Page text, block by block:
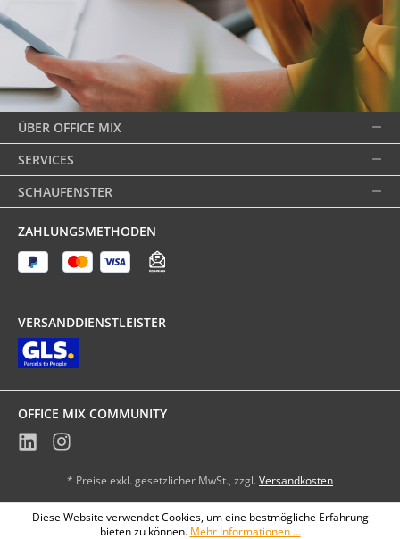
ÜBER OFFICE MIX
SERVICES
SCHAUFENSTER
ZAHLUNGSMETHODEN
VERSANDDIENSTLEISTER
OFFICE MIX COMMUNITY
* Preise exkl. gesetzlicher MwSt., zzgl. Versandkosten
Diese Website verwendet Cookies, um eine bestmögliche Erfahrung
bieten zu können. Mehr Informationen ...